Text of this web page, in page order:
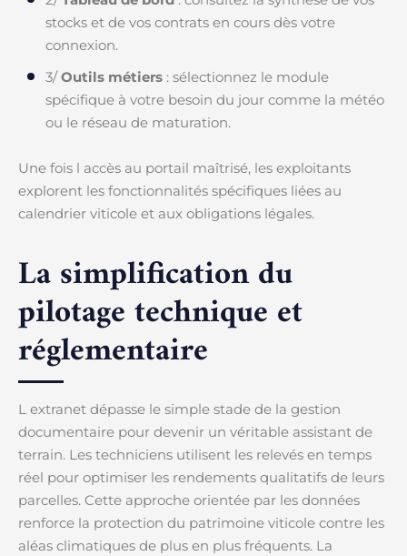
stocks et de vos contrats en cours dès votre
connexion.
3/ Outils métiers : sélectionnez le module
spécifique à votre besoin du jour comme la météo
ou le réseau de maturation.
Une fois l accès au portail maîtrisé, les exploitants
explorent les fonctionnalités spécifiques liées au
calendrier viticole et aux obligations légales.
La simplification du
pilotage technique et
réglementaire
L extranet dépasse le simple stade de la gestion
documentaire pour devenir un véritable assistant de
terrain. Les techniciens utilisent les relevés en temps
réel pour optimiser les rendements qualitatifs de leurs
parcelles. Cette approche orientée par les données
renforce la protection du patrimoine viticole contre les
aléas climatiques de plus en plus fréquents. La